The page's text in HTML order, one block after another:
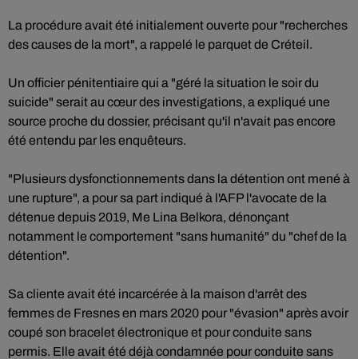
La procédure avait été initialement ouverte pour "recherches
des causes de la mort", a rappelé le parquet de Créteil.
Un officier pénitentiaire qui a "géré la situation le soir du
suicide" serait au cœur des investigations, a expliqué une
source proche du dossier, précisant qu'il n'avait pas encore
été entendu par les enquêteurs.
"Plusieurs dysfonctionnements dans la détention ont mené à
une rupture", a pour sa part indiqué à l'AFP l'avocate de la
détenue depuis 2019, Me Lina Belkora, dénonçant
notamment le comportement "sans humanité" du "chef de la
détention".
Sa cliente avait été incarcérée à la maison d'arrêt des
femmes de Fresnes en mars 2020 pour "évasion" après avoir
coupé son bracelet électronique et pour conduite sans
permis. Elle avait été déjà condamnée pour conduite sans